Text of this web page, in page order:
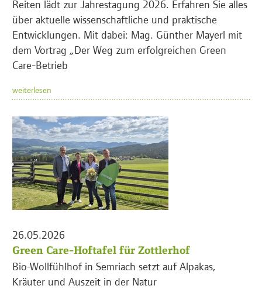
Reiten lädt zur Jahrestagung 2026. Erfahren Sie alles
über aktuelle wissenschaftliche und praktische
Entwicklungen. Mit dabei: Mag. Günther Mayerl mit
dem Vortrag „Der Weg zum erfolgreichen Green
Care-Betrieb
weiterlesen
26.05.2026
Green Care-Hoftafel für Zottlerhof
Bio-Wollfühlhof in Semriach setzt auf Alpakas,
Kräuter und Auszeit in der Natur